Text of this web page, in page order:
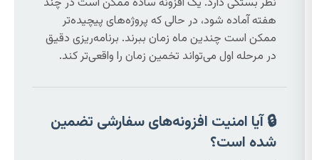
هفته آماده شود، در حالی که پروژه‌های پیچیده‌تر
ممکن است چندین ماه زمان ببرند. برنامه‌ریزی دقیق
در مرحله اول می‌تواند تخمین زمان را واقعی‌تر کند.
🔒 آیا امنیت افزونه‌های سفارشی تضمین
شده است؟